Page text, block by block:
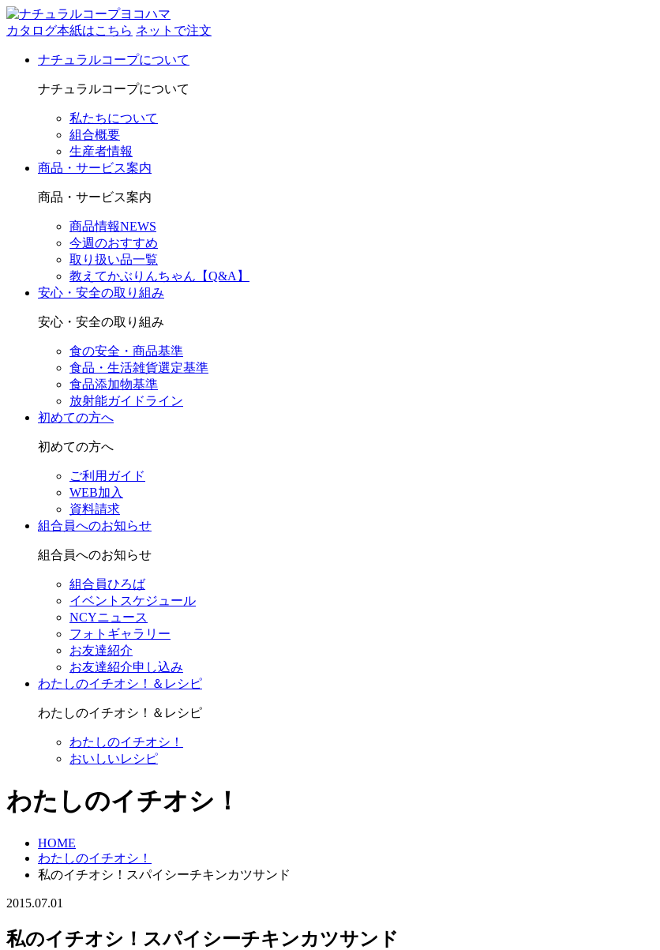
カタログ本紙はこちら ネットで注文
ナチュラルコープについて
ナチュラルコープについて
私たちについて
組合概要
生産者情報
商品・サービス案内
商品・サービス案内
商品情報NEWS
今週のおすすめ
取り扱い品一覧
教えてかぶりんちゃん【Q&A】
安心・安全の取り組み
安心・安全の取り組み
食の安全・商品基準
食品・生活雑貨選定基準
食品添加物基準
放射能ガイドライン
初めての方へ
初めての方へ
ご利用ガイド
WEB加入
資料請求
組合員へのお知らせ
組合員へのお知らせ
組合員ひろば
イベントスケジュール
NCYニュース
フォトギャラリー
お友達紹介
お友達紹介申し込み
わたしのイチオシ！＆レシピ
わたしのイチオシ！＆レシピ
わたしのイチオシ！
おいしいレシピ
わたしのイチオシ！
HOME
わたしのイチオシ！
私のイチオシ！スパイシーチキンカツサンド
2015.07.01
私のイチオシ！スパイシーチキンカツサンド